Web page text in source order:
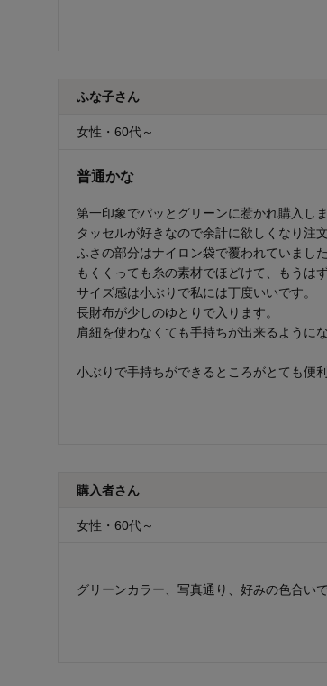
ふな子さん
女性・60代～
普通かな
第一印象でパッとグリーンに惹かれ購入しま
タッセルが好きなので余計に欲しくなり注
ふさの部分はナイロン袋で覆われていまし
もくくっても糸の素材でほどけて、もうは
サイズ感は小ぶりで私には丁度いいです。
長財布が少しのゆとりで入ります。
肩紐を使わなくても手持ちが出来るように
小ぶりで手持ちができるところがとても便利
購入者さん
女性・60代～
グリーンカラー、写真通り、好みの色合い